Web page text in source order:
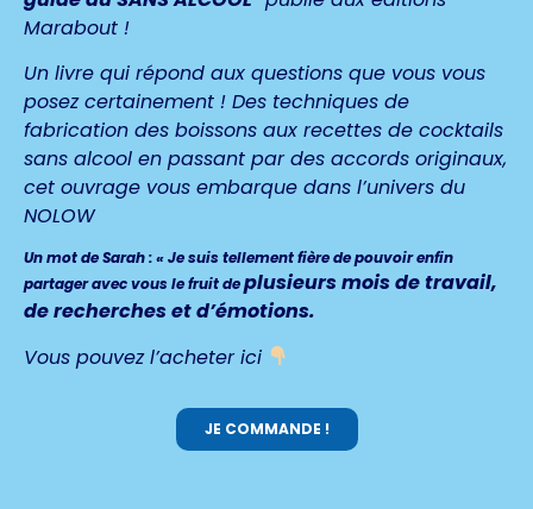
Marabout !
Un livre qui répond aux questions que vous vous
posez certainement ! Des techniques de
fabrication des boissons aux recettes de cocktails
sans alcool en passant par des accords originaux,
cet ouvrage vous embarque dans l’univers du
NOLOW
Un mot de Sarah : « Je suis tellement fière de pouvoir enfin
partager avec vous le fruit deplusieurs mois de travail,
de recherches et d’émotions.
Vous pouvez l’acheter ici
JE COMMANDE !